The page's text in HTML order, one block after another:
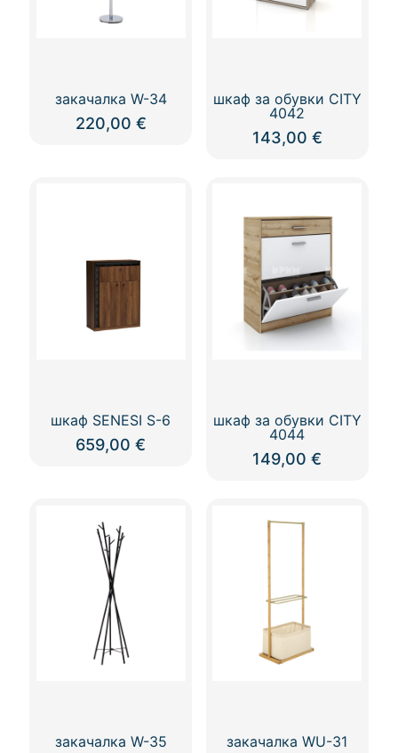
закачалка W-34
220,00 €
шкаф за обувки CITY
4042
143,00 €
шкаф SENESI S-6
659,00€
шкаф за обувки CITY
4044
149,00€
закачалка W-35 закачалка WU-31